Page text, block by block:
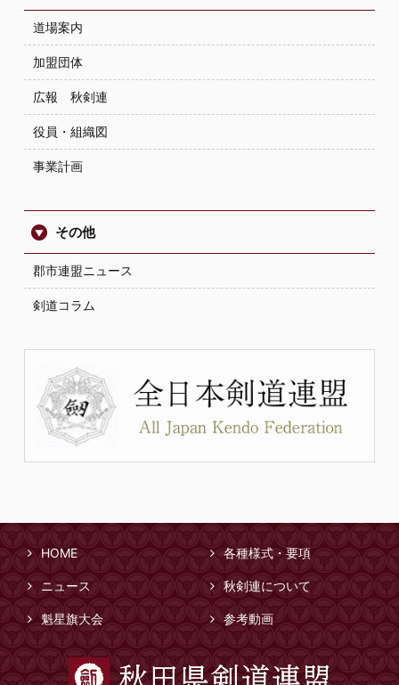
道場案内
加盟団体
広報 秋剣連
役員・組織図
事業計画
その他
郡市連盟ニュース
剣道コラム
HOME
ニュース
魁星旗大会
各種様式・要項
秋剣連について
参考動画